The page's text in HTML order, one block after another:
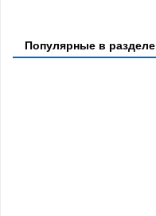
Популярные в разделе